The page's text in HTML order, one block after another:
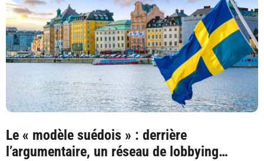
Le « modèle suédois » : derrière
l’argumentaire, un réseau de lobbying